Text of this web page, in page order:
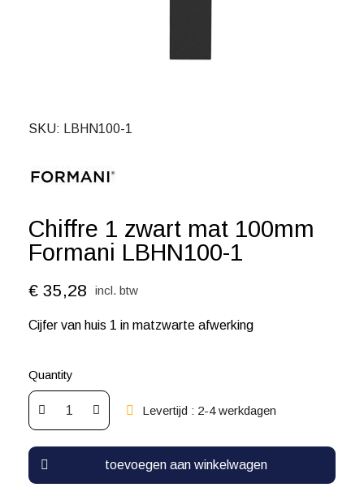
SKU LBHN100-1
Chiffre 1 zwart mat 100mm
Formani LBHN100-1
€ 35,28 incl. btw
Cijfer van huis 1 in matzwarte afwerking
Quantity
Levertijd : 2-4 werkdagen
toevoegen aan winkelwagen